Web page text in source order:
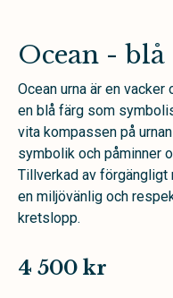
Ocean - blå
Ocean urna är en
en blå färg som
vita kompassen på
symbolik och påminner
Tillverkad av förgängligt
en miljövänlig och
kretslopp.
4 500 kr